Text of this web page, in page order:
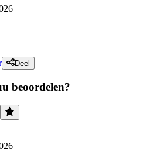
Deel
beoordelen?